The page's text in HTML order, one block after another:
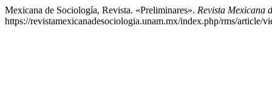
Mexicana de Sociología, Revista. «Preliminares». Revista Mexicana
https://revistamexicanadesociologia.unam.mx/index.php/rms/article/